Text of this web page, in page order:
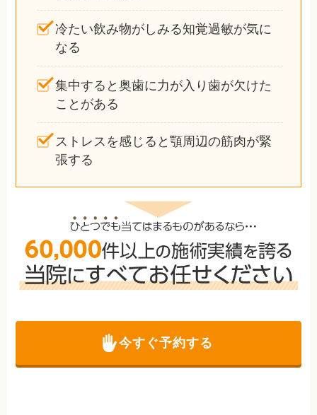
冷たい飲み物がしみる知覚過敏が気に
なる
集中すると奥歯に力が入り歯が欠けた
ことがある
ストレスを感じると顎周辺の筋肉が緊
張する
今すぐ予約する